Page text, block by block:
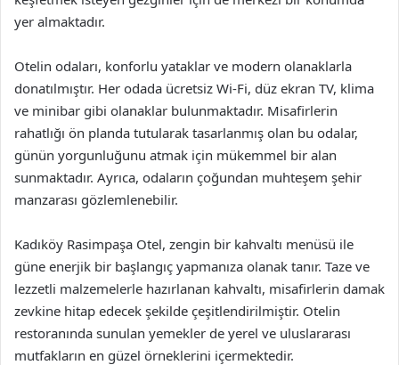
yer almaktadır.
Otelin odaları, konforlu yataklar ve modern olanaklarla
donatılmıştır. Her odada ücretsiz Wi-Fi, düz ekran TV, klima
ve minibar gibi olanaklar bulunmaktadır. Misafirlerin
rahatlığı ön planda tutularak tasarlanmış olan bu odalar,
günün yorgunluğunu atmak için mükemmel bir alan
sunmaktadır. Ayrıca, odaların çoğundan muhteşem şehir
manzarası gözlemlenebilir.
Kadıköy Rasimpaşa Otel, zengin bir kahvaltı menüsü ile
güne enerjik bir başlangıç yapmanıza olanak tanır. Taze ve
lezzetli malzemelerle hazırlanan kahvaltı, misafirlerin damak
zevkine hitap edecek şekilde çeşitlendirilmiştir. Otelin
restoranında sunulan yemekler de yerel ve uluslararası
mutfakların en güzel örneklerini içermektedir.